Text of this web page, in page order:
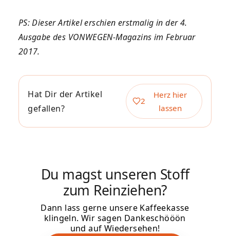
PS: Dieser Artikel erschien erstmalig in der 4.
Ausgabe des VONWEGEN-Magazins im Februar
2017.
Hat Dir der Artikel
gefallen?
2
Herz hier
lassen
Du magst unseren Stoff
zum Reinziehen?
Dann lass gerne unsere Kaffeekasse
klingeln. Wir sagen Dankeschööön
und auf Wiedersehen!